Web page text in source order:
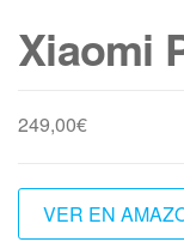
Xiaomi
249,00€
VER EN